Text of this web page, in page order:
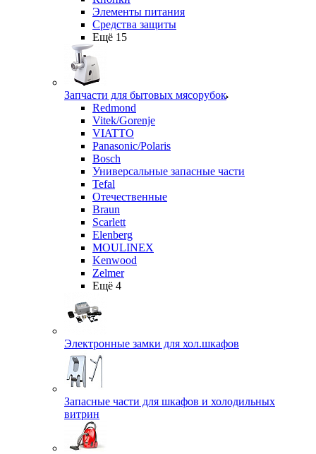
Элементы питания
Средства защиты
Ещё 15
Запчасти для бытовых мясорубок
Redmond
Vitek/Gorenje
VIATTO
Panasonic/Polaris
Bosch
Универсальные запасные части
Tefal
Отечественные
Braun
Scarlett
Elenberg
MOULINEX
Kenwood
Zelmer
Ещё 4
Электронные замки для хол.шкафов
Запасные части для шкафов и холодильных
витрин